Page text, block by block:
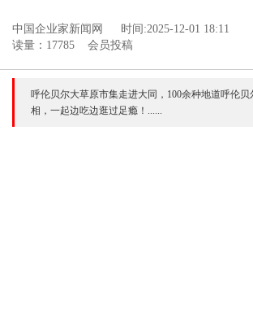
中国企业家新闻网 时间:2025-12-01 18:11
读量：17785 会员投稿
呼伦贝尔大草原市集走进大同，100余种地道呼伦
相，一起边吃边逛过足瘾！......